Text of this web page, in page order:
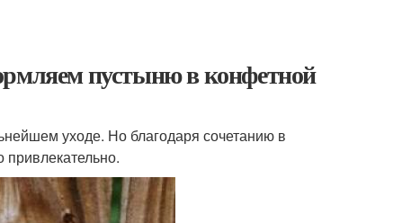
пустыню в конфетной
уходе. Но благодаря сочетанию в
привлекательно.